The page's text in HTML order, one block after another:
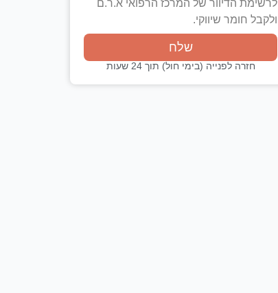
לרשימת הדיוור של המרכז הרפואי א.ר.ם
ולקבל חומר שיווקי.
שלח
חזרה לפנייה (בימי חול) תוך 24 שעות